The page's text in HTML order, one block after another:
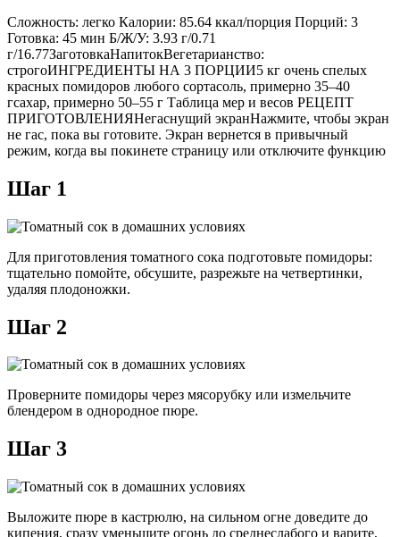
Сложность: легко Калории: 85.64 ккал/порция Порций: 3
Готовка: 45 мин Б/Ж/У: 3.93 г/0.71
г/16.77ЗаготовкаНапитокВегетарианство:
строгоИНГРЕДИЕНТЫ НА 3 ПОРЦИИ5 кг очень спелых
красных помидоров любого сортасоль, примерно 35–40
гсахар, примерно 50–55 г Таблица мер и весов РЕЦЕПТ
ПРИГОТОВЛЕНИЯНегаснущий экранНажмите, чтобы экран
не гас, пока вы готовите. Экран вернется в привычный
режим, когда вы покинете страницу или отключите функцию
Шаг 1
Для приготовления томатного сока подготовьте помидоры:
тщательно помойте, обсушите, разрежьте на четвертинки,
удаляя плодоножки.
Шаг 2
Проверните помидоры через мясорубку или измельчите
блендером в однородное пюре.
Шаг 3
Выложите пюре в кастрюлю, на сильном огне доведите до
кипения, сразу уменьшите огонь до среднеслабого и варите,